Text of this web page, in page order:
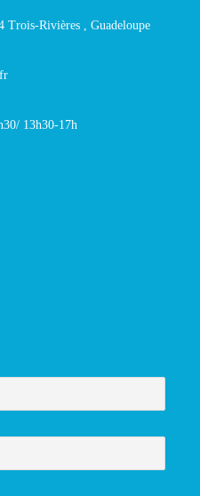
Trois-Rivières , Guadeloupe
13h30-17h